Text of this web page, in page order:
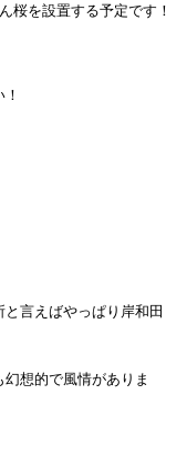
桜を設置する予定です！
言えばやっぱり 岸和田
想的で風情がありま